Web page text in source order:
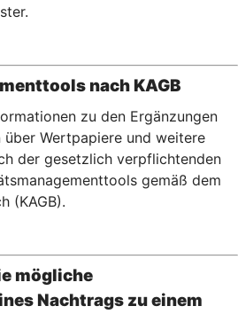
nach KAGB
zu den Ergänzungen
über Wertpapiere und weitere
der gesetzlich verpflichtenden
gemäß dem
(KAGB).
mögliche
Nachtrags zu einem